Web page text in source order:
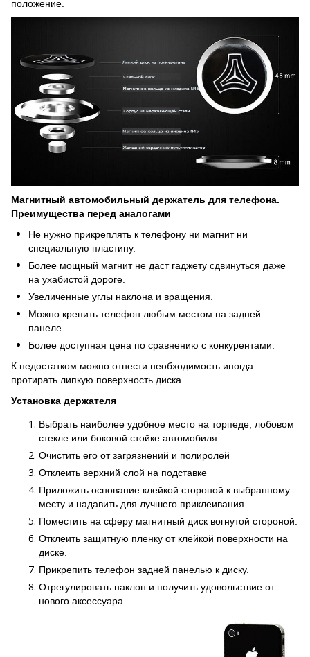
положение.
Магнитный автомобильный держатель для телефона.
Преимущества перед аналогами
Не нужно прикреплять к телефону ни магнит ни
специальную пластину.
Более мощный магнит не даст гаджету сдвинуться даже
на ухабистой дороге.
Увеличенные углы наклона и вращения.
Можно крепить телефон любым местом на задней
панеле.
Более доступная цена по сравнению с конкурентами.
К недостатком можно отнести необходимость иногда
протирать липкую поверхность диска.
Установка держателя
Выбрать наиболее удобное место на торпеде, лобовом
стекле или боковой стойке автомобиля
Очистить его от загрязнений и полиролей
Отклеить верхний слой на подставке
Приложить основание клейкой стороной к выбранному
месту и надавить для лучшего приклеивания
Поместить на сферу магнитный диск вогнутой стороной.
Отклеить защитную пленку от клейкой поверхности на
диске.
Прикрепить телефон задней панелью к диску.
Отрегулировать наклон и получить удовольствие от
нового аксессуара.